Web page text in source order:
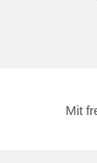
Mit